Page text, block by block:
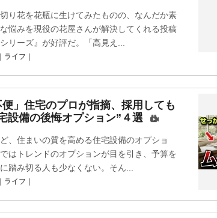
り花を花瓶に生けてみたものの、なんだか素
悩みを現役の花屋さんが解決してくれる投稿
リーズ』が好評だ。「高見え...
｜ライフ｜
便」住宅のプロが指摘、採用しても
設備の後悔オプション”４選
、住まいの質を高める住宅設備のオプショ
はトレンドのオプションが目を引き、予算を
踏み切る人も少なくない。そん...
｜ライフ｜